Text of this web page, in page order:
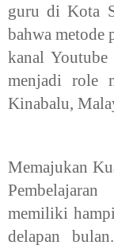
guru di Kota
bahwa metode
kanal Youtube
menjadi role
Kinabalu,
Memajukan
memiliki
delapan